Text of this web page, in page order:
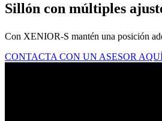
Sillón con múltiples
Con XENIOR-S mantén una posición
CONTACTA CON UN ASESOR